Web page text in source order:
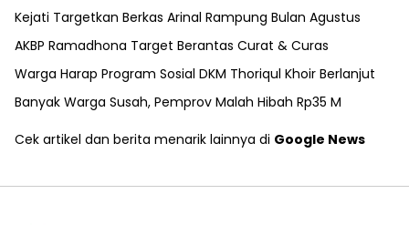
Kejati Targetkan Berkas Arinal Rampung Bulan Agustus
AKBP Ramadhona Target Berantas Curat & Curas
Warga Harap Program Sosial DKM Thoriqul Khoir Berlanjut
Banyak Warga Susah, Pemprov Malah Hibah Rp35 M
Cek artikel dan berita menarik lainnya di Google News